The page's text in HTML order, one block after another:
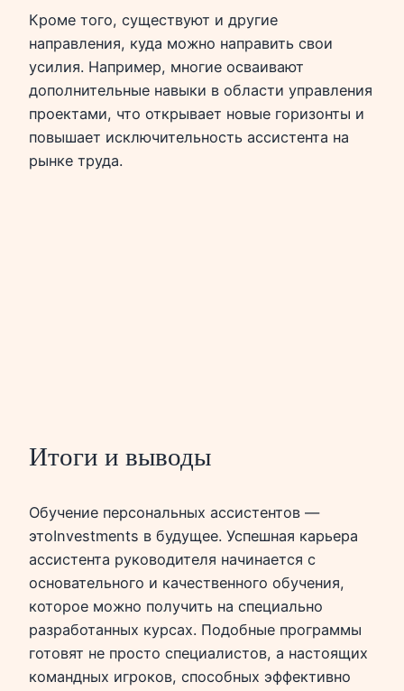
Кроме того, существуют и другие
направления, куда можно направить свои
усилия. Например, многие осваивают
дополнительные навыки в области управления
проектами, что открывает новые горизонты и
повышает исключительность ассистента на
рынке труда.
Итоги и выводы
Обучение персональных ассистентов —
этоInvestments в будущее. Успешная карьера
ассистента руководителя начинается с
основательного и качественного обучения,
которое можно получить на специально
разработанных курсах. Подобные программы
готовят не просто специалистов, а настоящих
командных игроков, способных эффективно